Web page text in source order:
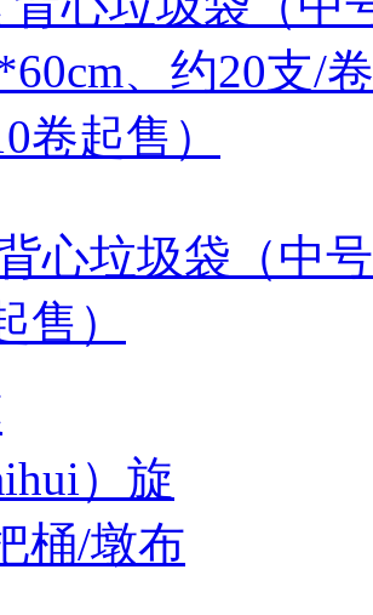
心垃圾袋（中
售）